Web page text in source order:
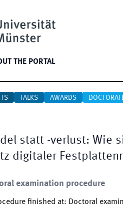
THE PORTAL
TALKS AWARDS
statt -verlust: Wie
digitaler
examination procedure
finished at: Doctoral